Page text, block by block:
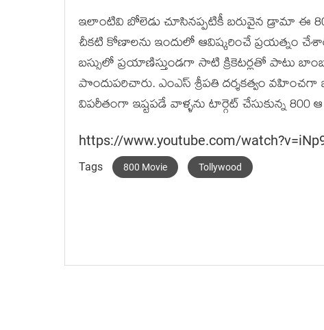
ఇలాంటివి బోలెడు చూసినప్పటికీ బరువైన డ్రామా ఈ
చీకటి కోణాలను ఇందులో ఆవిష్కరించే ప్రయత్నం
బస్సులో ప్రయాణిస్తుండగా సాటి క్రికెటర్లతో పాటు
పొందుపరిచారు. ఎంఎస్ శ్రీపతి దర్శకత్వం
విపరీతంగా ఇష్టపడే వాళ్ళను టార్గెట్ చేసుకున్న 800
https://www.youtube.com/
Tags 800 Movie Tollywood